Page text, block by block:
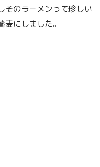
そのラーメンって珍しい
にしました。